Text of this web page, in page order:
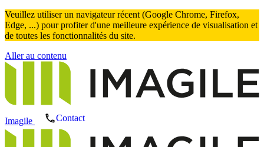
Veuillez utiliser un navigateur récent (Google Chrome, Firefox,
Edge, ...) pour profiter d'une meilleure expérience de visualisation et
de toutes les fonctionnalités du site.
Aller au contenu
Imagile Contact